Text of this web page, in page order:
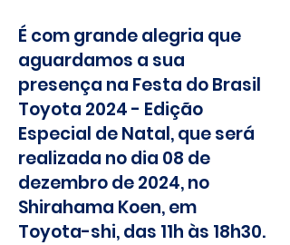
É com grande alegria que
aguardamos a sua
presença na Festa do Brasil
Toyota 2024 - Edição
Especial de Natal, que será
realizada no dia 08 de
dezembro de 2024, no
Shirahama Koen, em
Toyota-shi, das 11h às 18h30.